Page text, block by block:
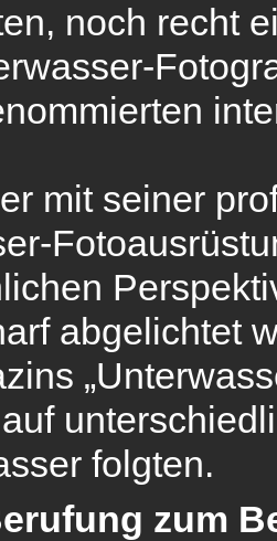
noch recht
mit seiner
abgelichtet
folgten.
zum